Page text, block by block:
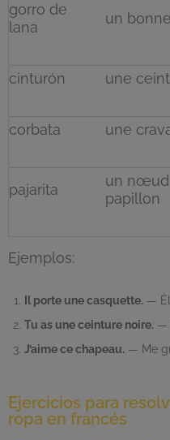
gorro de
lana
un
cinturón une
corbata une
pajarita
un nœud
papillon
Ejemplos:
Il porte une casquette. —
Tu as une ceinture noire. —
J’aime ce chapeau. — Me
Ejercicios para
ropa en francés